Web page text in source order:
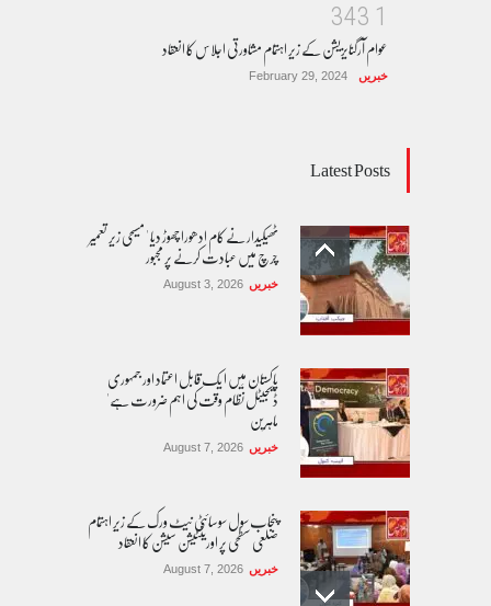
1
3
4
3
عوام آرگنایزیشن کے زیر اہتمام مشاورتی اجلاس کا انعقاد
خبریں February 29, 2024
Latest Posts
ٹھیکیدار نے کام ادھورا چھوڑ دیا ' مسیحی زیر تعمیر
چرچ میں عبادت کرنے پر مجبور
خبریں August 3, 2026
پاکستان مِیں ا یک قابل اعتماد اور جمہوری
ڈیجیٹل نظام وقت کی اہم ضرورت ہے'
ماہرین
خبریں August 7, 2026
پنجاب سول سوسائٹی نیٹ ورک کے زیرِ اہتمام
ضلعی سطحی پر اورینٹیشن سیشن کا انعقاد
خبریں August 7, 2026